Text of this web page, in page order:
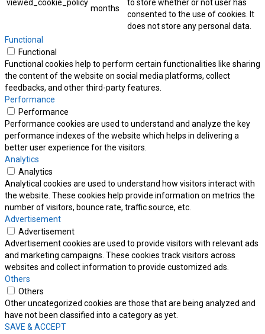
viewed_cookie_policy
months
to store whether or not user has
consented to the use of cookies. It
does not store any personal data.
Functional
Functional
Functional cookies help to perform certain functionalities like sharing
the content of the website on social media platforms, collect
feedbacks, and other third-party features.
Performance
Performance
Performance cookies are used to understand and analyze the key
performance indexes of the website which helps in delivering a
better user experience for the visitors.
Analytics
Analytics
Analytical cookies are used to understand how visitors interact with
the website. These cookies help provide information on metrics the
number of visitors, bounce rate, traffic source, etc.
Advertisement
Advertisement
Advertisement cookies are used to provide visitors with relevant ads
and marketing campaigns. These cookies track visitors across
websites and collect information to provide customized ads.
Others
Others
Other uncategorized cookies are those that are being analyzed and
have not been classified into a category as yet.
SAVE & ACCEPT